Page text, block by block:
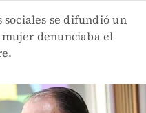
sociales se difundió un
denunciaba el